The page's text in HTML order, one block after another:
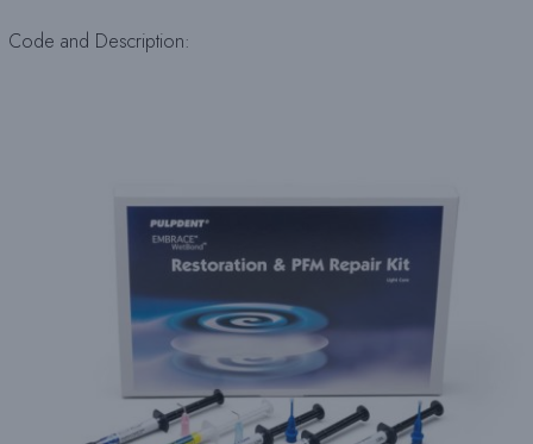
Code and Description: